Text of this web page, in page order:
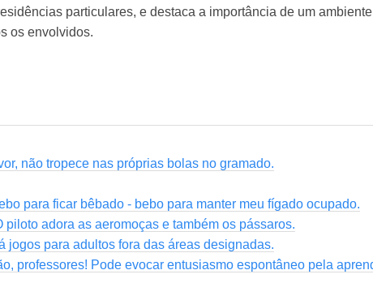
particulares, e destaca a importância de um
os envolvidos.
não tropece nas próprias bolas no gramado.
para ficar bêbado - bebo para manter meu fígado ocupado.
piloto adora as aeromoças e também os pássaros.
jogos para adultos fora das áreas designadas.
professores! Pode evocar entusiasmo espontâneo pela